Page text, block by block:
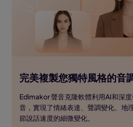
完美複製您獨特風格的音
Edimakor 聲音克隆軟體利用AI和深
音，實現了情緒表達、聲調變化、地
節說話速度的細微變化。